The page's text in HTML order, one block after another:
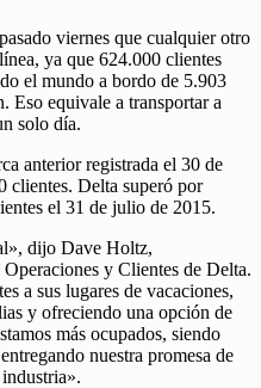
viernes que cualquier otro
ya que 624.000 clientes
el mundo a bordo de 5.903
Eso equivale a transportar a
solo día.
anterior registrada el 30 de
clientes. Delta superó por
el 31 de julio de 2015.
dijo Dave Holtz,
y Clientes de Delta.
a sus lugares de vacaciones,
y ofreciendo una opción de
más ocupados, siendo
nuestra promesa de